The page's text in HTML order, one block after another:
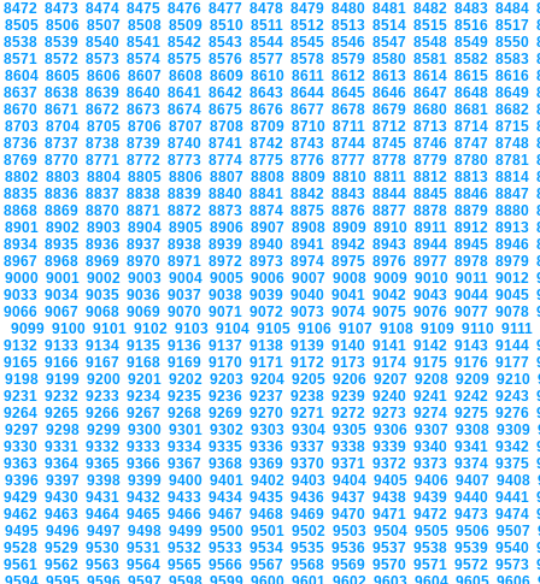
8472 8473 8474 8475 8476 8477 8478 8479 8480 8481 8482 8483 8484
8505 8506 8507 8508 8509 8510 8511 8512 8513 8514 8515 8516 8517
8538 8539 8540 8541 8542 8543 8544 8545 8546 8547 8548 8549 8550
8571 8572 8573 8574 8575 8576 8577 8578 8579 8580 8581 8582 8583
8604 8605 8606 8607 8608 8609 8610 8611 8612 8613 8614 8615 8616
8637 8638 8639 8640 8641 8642 8643 8644 8645 8646 8647 8648 8649
8670 8671 8672 8673 8674 8675 8676 8677 8678 8679 8680 8681 8682
8703 8704 8705 8706 8707 8708 8709 8710 8711 8712 8713 8714 8715
8736 8737 8738 8739 8740 8741 8742 8743 8744 8745 8746 8747 8748
8769 8770 8771 8772 8773 8774 8775 8776 8777 8778 8779 8780 8781
8802 8803 8804 8805 8806 8807 8808 8809 8810 8811 8812 8813 8814
8835 8836 8837 8838 8839 8840 8841 8842 8843 8844 8845 8846 8847
8868 8869 8870 8871 8872 8873 8874 8875 8876 8877 8878 8879 8880
8901 8902 8903 8904 8905 8906 8907 8908 8909 8910 8911 8912 8913
8934 8935 8936 8937 8938 8939 8940 8941 8942 8943 8944 8945 8946
8967 8968 8969 8970 8971 8972 8973 8974 8975 8976 8977 8978 8979
9000 9001 9002 9003 9004 9005 9006 9007 9008 9009 9010 9011 9012
9033 9034 9035 9036 9037 9038 9039 9040 9041 9042 9043 9044 9045
9066 9067 9068 9069 9070 9071 9072 9073 9074 9075 9076 9077 9078
9099 9100 9101 9102 9103 9104 9105 9106 9107 9108 9109 9110 9111
9132 9133 9134 9135 9136 9137 9138 9139 9140 9141 9142 9143 9144
9165 9166 9167 9168 9169 9170 9171 9172 9173 9174 9175 9176 9177
9198 9199 9200 9201 9202 9203 9204 9205 9206 9207 9208 9209 9210
9231 9232 9233 9234 9235 9236 9237 9238 9239 9240 9241 9242 9243
9264 9265 9266 9267 9268 9269 9270 9271 9272 9273 9274 9275 9276
9297 9298 9299 9300 9301 9302 9303 9304 9305 9306 9307 9308 9309
9330 9331 9332 9333 9334 9335 9336 9337 9338 9339 9340 9341 9342
9363 9364 9365 9366 9367 9368 9369 9370 9371 9372 9373 9374 9375
9396 9397 9398 9399 9400 9401 9402 9403 9404 9405 9406 9407 9408
9429 9430 9431 9432 9433 9434 9435 9436 9437 9438 9439 9440 9441
9462 9463 9464 9465 9466 9467 9468 9469 9470 9471 9472 9473 9474
9495 9496 9497 9498 9499 9500 9501 9502 9503 9504 9505 9506 9507
9528 9529 9530 9531 9532 9533 9534 9535 9536 9537 9538 9539 9540
9561 9562 9563 9564 9565 9566 9567 9568 9569 9570 9571 9572 9573